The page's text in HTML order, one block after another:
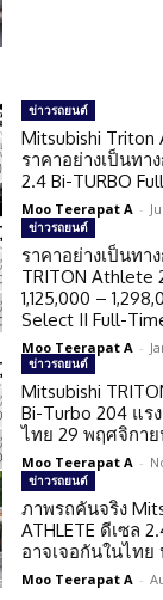
ข่าวรถยนต์
Mitsubishi Triton
ราคาอย่างเป็นทา
2.4 Bi-TURBO
Moo Teerapat A -
ข่าวรถยนต์
ราคาอย่างเป็นทา
TRITON Athlete
1,125,000 –
Select II Full-
Moo Teerapat A -
ข่าวรถยนต์
Mitsubishi
Bi-Turbo 204 แร
ไทย 29 พฤศจิกา
Moo Teerapat A -
ข่าวรถยนต์
ภาพรถคันจริง
ATHLETE ดีเซล
อาจเจอกันในไทย
Moo Teerapat A -